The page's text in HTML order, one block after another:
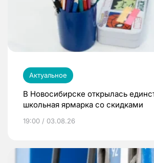
Актуальное
В Новосибирске открылась
школьная ярмарка со скидками
19:00 / 03.08.26